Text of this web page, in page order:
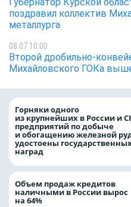
Губернатор Курской
поздравил коллектив
металлурга
08.07 10:00
Второй дробильно-
Михайловского ГОКа
Горняки одного
из крупнейших в России и
предприятий по добыче
и обогащению железной
удостоены
наград
Объем продаж кредитов
наличными в России вырос
на 64%